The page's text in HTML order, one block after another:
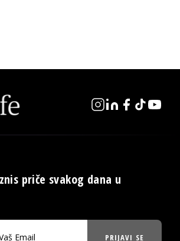
priče svakog dana u
PRIJAVI SE